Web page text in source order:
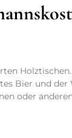
Bier und der
oder anderen